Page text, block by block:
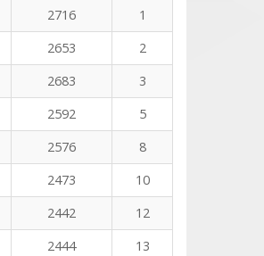
2716
1
2653
2
2683
3
2592
5
2576
8
2473
10
2442
12
2444 13